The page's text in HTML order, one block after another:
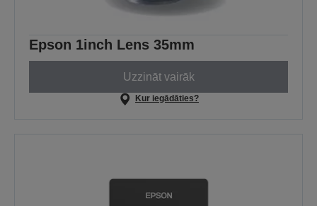
Epson 1inch Lens 35mm
Uzzināt vairāk
Kur iegādāties?